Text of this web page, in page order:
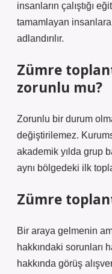
insanların çalıştığı
tamamlayan
adlandırılır.
Zümre
zorunlu mu?
Zorunlu bir durum
değiştirilemez.
akademik yılda grup
aynı bölgedeki ilk
Zümre
Bir araya gelmenin
hakkındaki sorunları
hakkında görüş